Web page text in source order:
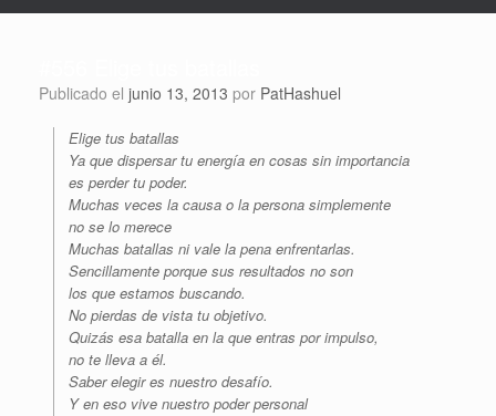
Publicado el junio 13, 2013 por PatHashuel
Elige tus batallas
Ya que dispersar tu energía en cosas sin importancia
es perder tu poder.
Muchas veces la causa o la persona simplemente
no se lo merece
Muchas batallas ni vale la pena enfrentarlas.
Sencillamente porque sus resultados no son
los que estamos buscando.
No pierdas de vista tu objetivo.
Quizás esa batalla en la que entras por impulso,
no te lleva a él.
Saber elegir es nuestro desafío.
Y en eso vive nuestro poder personal